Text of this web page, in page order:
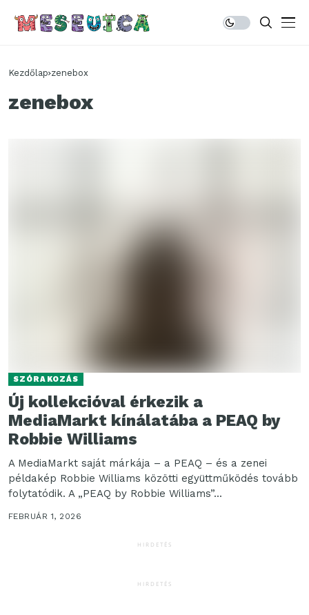
Kezdőlap zenebox
zenebox
SZÓRAKOZÁS
Új kollekcióval érkezik a
MediaMarkt kínálatába a PEAQ by
Robbie Williams
A MediaMarkt saját márkája – a PEAQ – és a zenei
példakép Robbie Williams közötti együttműködés tovább
folytatódik. A „PEAQ by Robbie Williams”...
FEBRUÁR 1, 2026
HIRDETÉS
HIRDETÉS